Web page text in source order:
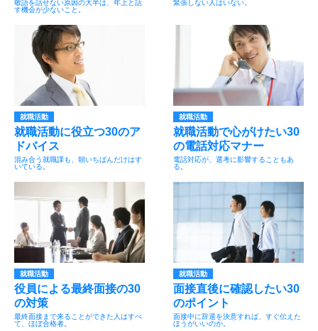
敬語を話せない原因の大半は、年上と話
す機会が少ないこと。
緊張しない人はいない。
就職活動
就職活動に役立つ30のア
ドバイス
混み合う就職課も、朝いちばんだけはす
いている。
就職活動
就職活動で心がけたい30
の電話対応マナー
電話対応が、選考に影響することもあ
る。
就職活動
役員による最終面接の30
の対策
最終面接まで来ることができた人はすべ
て、ほぼ合格者。
就職活動
面接直後に確認したい30
のポイント
面接中に辞退を決意すれば、すぐ伝えた
ほうがいいのか。